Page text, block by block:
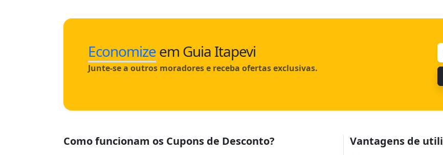
Economizeem Guia Itapevi
Junte-se a outros moradores e receba ofertas exclusivas.
Como funcionam os Cupons de Desconto? Vantagens de